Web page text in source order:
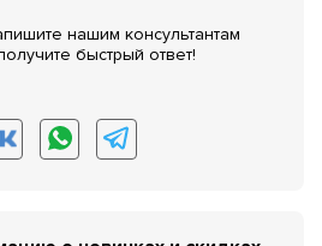
нашим консультантам
быстрый ответ!